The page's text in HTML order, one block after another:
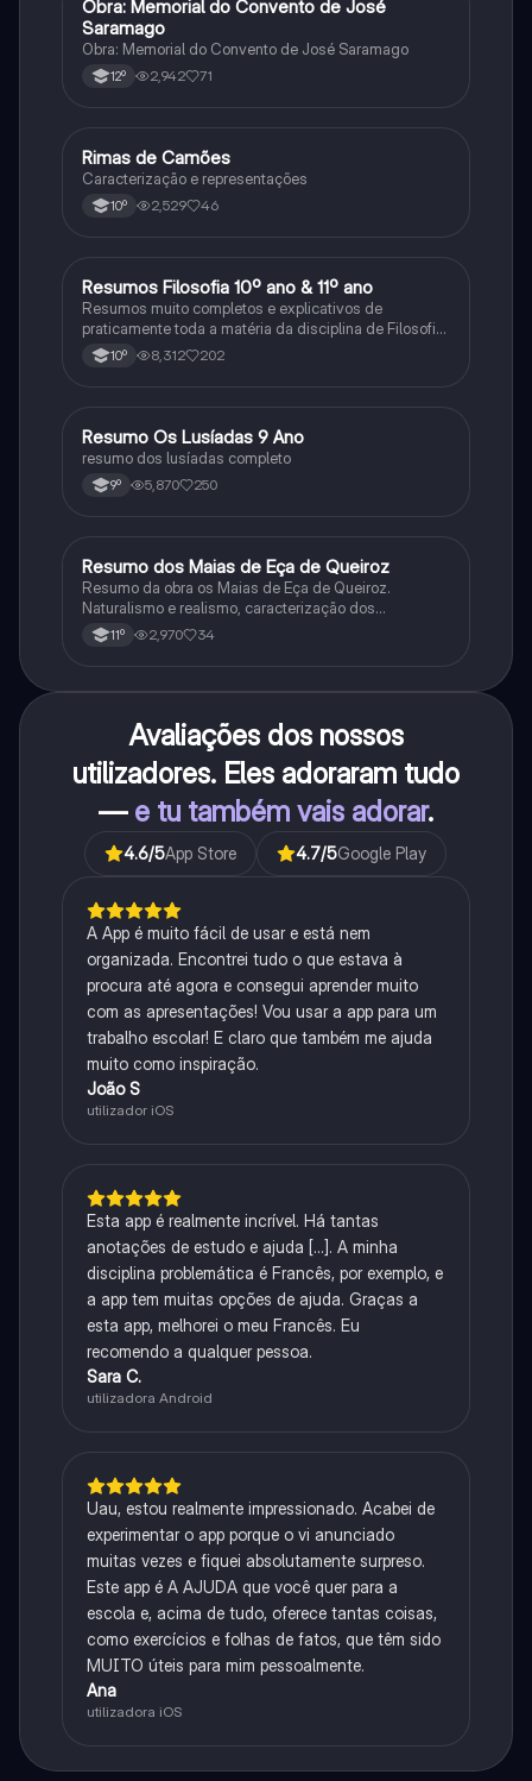
Português
Obra: Memorial do Convento de José
Saramago
Obra: Memorial do Convento de José Saramago
12º 2,942 71
Português
Rimas de Camões
Caracterização e representações
10º 2,529 46
Filosofia
Resumos Filosofia 10º ano & 11º ano
Resumos muito completos e explicativos de
praticamente toda a matéria da disciplina de Filosofia
10º 8,312 202
Português
Resumo Os Lusíadas 9 Ano
resumo dos lusíadas completo
9º 5,870 250
Português
Resumo dos Maias de Eça de Queiroz
Resumo da obra os Maias de Eça de Queiroz.
Naturalismo e realismo, caracterização dos
personagens e contexto histórico.
11º 2,970 34
Avaliações dos nossos
utilizadores. Eles adoraram tudo
— e tu também vais adorar.
4.6/5App Store 4.7/5Google Play
A App é muito fácil de usar e está nem
organizada. Encontrei tudo o que estava à
procura até agora e consegui aprender muito
com as apresentações! Vou usar a app para um
trabalho escolar! E claro que também me ajuda
muito como inspiração.
João S
utilizador iOS
Esta app é realmente incrível. Há tantas
anotações de estudo e ajuda [...]. A minha
disciplina problemática é Francês, por exemplo, e
a app tem muitas opções de ajuda. Graças a
esta app, melhorei o meu Francês. Eu
recomendo a qualquer pessoa.
Sara C.
utilizadora Android
Uau, estou realmente impressionado. Acabei de
experimentar o app porque o vi anunciado
muitas vezes e fiquei absolutamente surpreso.
Este app é A AJUDA que você quer para a
escola e, acima de tudo, oferece tantas coisas,
como exercícios e folhas de fatos, que têm sido
MUITO úteis para mim pessoalmente.
Ana
utilizadora iOS